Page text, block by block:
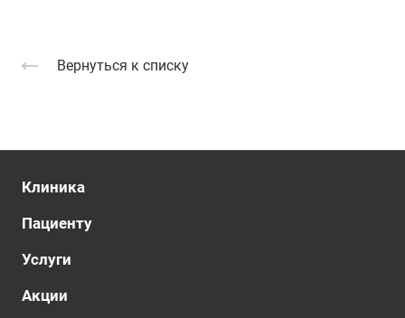
Вернуться к списку
Клиника
Пациенту
Услуги
Акции